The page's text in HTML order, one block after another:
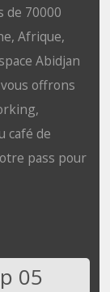
de 70000
Afrique,
Abidjan
offrons
café de
pass pour
05